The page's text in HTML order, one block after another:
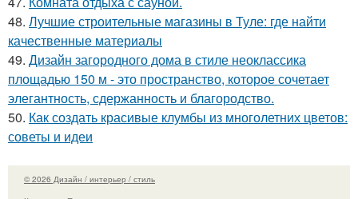
48. Лучшие строительные магазины в Туле: где найти
качественные материалы
49. Дизайн загородного дома в стиле неоклассика
площадью 150 м - это пространство, которое сочетает
элегантность, сдержанность и благородство.
50. Как создать красивые клумбы из многолетних цветов:
советы и идеи
© 2026 Дизайн / интерьер / стиль